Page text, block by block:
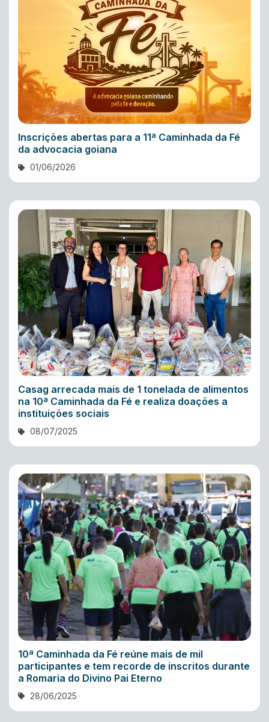
Inscrições abertas para a 11ª Caminhada da Fé
da advocacia goiana
01/06/2026
Casag arrecada mais de 1 tonelada de alimentos
na 10ª Caminhada da Fé e realiza doações a
instituições sociais
08/07/2025
10ª Caminhada da Fé reúne mais de mil
participantes e tem recorde de inscritos durante
a Romaria do Divino Pai Eterno
28/06/2025